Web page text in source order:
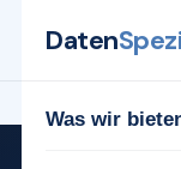
Daten
Was wir